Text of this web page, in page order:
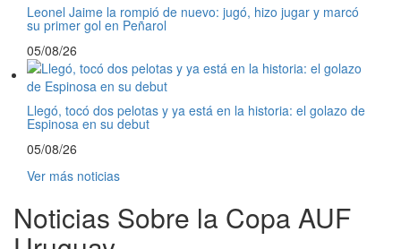
Leonel Jaime la rompió de nuevo: jugó, hizo jugar y marcó
su primer gol en Peñarol
05/08/26
Llegó, tocó dos pelotas y ya está en la historia: el golazo de
Espinosa en su debut
05/08/26
Ver más noticias
Noticias Sobre la Copa AUF